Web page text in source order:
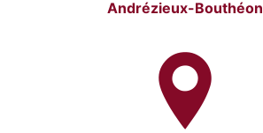
Andrézieux-Bouthéon